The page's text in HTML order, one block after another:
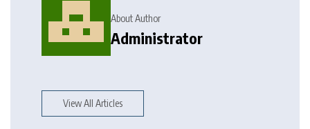
About Author
Administrator
View All Articles